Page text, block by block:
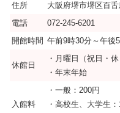
住所
大阪府堺市堺区百
電話
072-245-6201
開館時間 午前9時30分～午後
休館日
・月曜日（祝日・
・年末年始
入館料
・一般：200円
・高校生、大学生：